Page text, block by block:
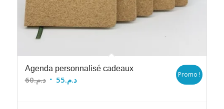
Agenda personnalisé cadeaux
د.م.60
Le
د.م.55
Le
Promo !